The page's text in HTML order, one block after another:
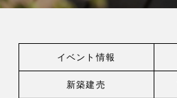
イベント情報
新築建売